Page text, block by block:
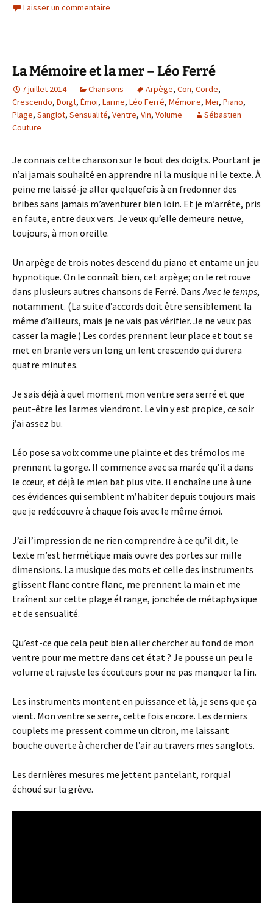
Laisser un commentaire
La Mémoire et la mer – Léo Ferré
7 juillet 2014 Chansons Arpège, Con, Corde,
Crescendo, Doigt, Émoi, Larme, Léo Ferré, Mémoire, Mer, Piano,
Plage, Sanglot, Sensualité, Ventre, Vin, Volume
Sébastien
Couture
Je connais cette chanson sur le bout des doigts. Pourtant je
n’ai jamais souhaité en apprendre ni la musique ni le texte. À
peine me laissé-je aller quelquefois à en fredonner des
bribes sans jamais m’aventurer bien loin. Et je m’arrête, pris
en faute, entre deux vers. Je veux qu’elle demeure neuve,
toujours, à mon oreille.
Un arpège de trois notes descend du piano et entame un jeu
hypnotique. On le connaît bien, cet arpège; on le retrouve
dans plusieurs autres chansons de Ferré. DansAvec le temps,
notamment. (La suite d’accords doit être sensiblement la
même d’ailleurs, mais je ne vais pas vérifier. Je ne veux pas
casser la magie.) Les cordes prennent leur place et tout se
met en branle vers un long un lent crescendo qui durera
quatre minutes.
Je sais déjà à quel moment mon ventre sera serré et que
peut-être les larmes viendront. Le vin y est propice, ce soir
j’ai assez bu.
Léo pose sa voix comme une plainte et des trémolos me
prennent la gorge. Il commence avec sa marée qu’il a dans
le cœur, et déjà le mien bat plus vite. Il enchaîne une à une
ces évidences qui semblent m’habiter depuis toujours mais
que je redécouvre à chaque fois avec le même émoi.
J’ai l’impression de ne rien comprendre à ce qu’il dit, le
texte m’est hermétique mais ouvre des portes sur mille
dimensions. La musique des mots et celle des instruments
glissent flanc contre flanc, me prennent la main et me
traînent sur cette plage étrange, jonchée de métaphysique
et de sensualité.
Qu’est-ce que cela peut bien aller chercher au fond de mon
ventre pour me mettre dans cet état ? Je pousse un peu le
volume et rajuste les écouteurs pour ne pas manquer la fin.
Les instruments montent en puissance et là, je sens que ça
vient. Mon ventre se serre, cette fois encore. Les derniers
couplets me pressent comme un citron, me laissant
bouche ouverte à chercher de l’air au travers mes sanglots.
Les dernières mesures me jettent pantelant, rorqual
échoué sur la grève.